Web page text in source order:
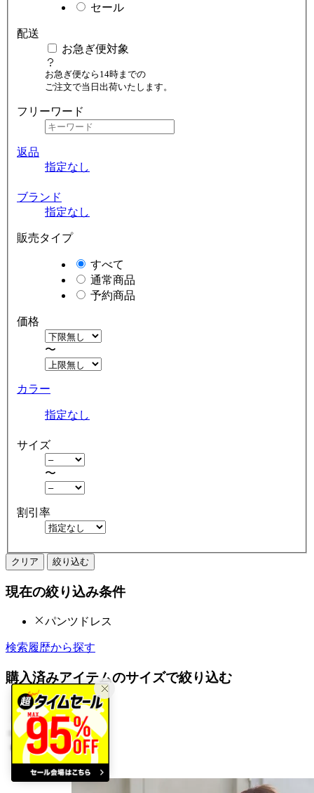
セール
配送
お急ぎ便対象
お急ぎ便なら14時までの
ご注文で当日出荷いたします。
フリーワード
返品
指定なし
ブランド
指定なし
販売タイプ
すべて
通常商品
予約商品
価格
〜
カラー
指定なし
サイズ
〜
割引率
クリア 絞り込む
現在の絞り込み条件
パンツドレス
検索履歴から探す
購入済みアイテムのサイズで絞り込む